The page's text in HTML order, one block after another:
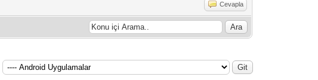
Cevapla